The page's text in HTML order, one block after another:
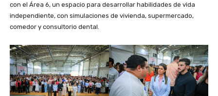
con el Área 6, un espacio para desarrollar habilidades de vida
independiente, con simulaciones de vivienda, supermercado,
comedor y consultorio dental.